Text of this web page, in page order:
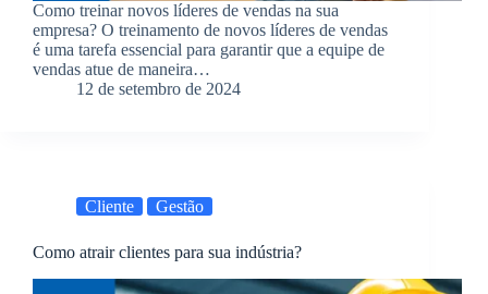
Como treinar novos líderes de vendas na sua
empresa? O treinamento de novos líderes de vendas
é uma tarefa essencial para garantir que a equipe de
vendas atue de maneira…
12 de setembro de 2024
Cliente Gestão
Como atrair clientes para sua indústria?